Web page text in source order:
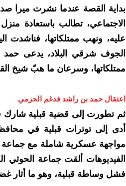
بداية القصة عندما نشرت ميرا
الاجتماعي، تطالب باستعادة
عليه، ونهب ممتلكاتها، فناشدت
الجوف شرقي البلاد، يدعى حمد
ممتلكاتها، وسرعان ما هبّ شيخ
اعتقال حمد بن راشد فدغم الحزمي
ثم تطورت إلى قضية قبلية شارك
أدى إلى توترات قبلية في
مواجهة عسكرية شاملة مع جماعة
الفيديوهات ألقت جماعة
فشل وساطة قبلية، وهو ما أثار